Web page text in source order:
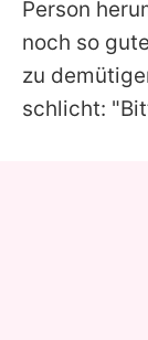
Person
noch so
zu
schlicht: